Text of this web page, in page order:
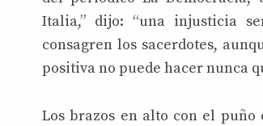
Italia,” dijo: “una injusticia
consagren los sacerdotes,
positiva no puede hacer nunca
Los brazos en alto con el puño